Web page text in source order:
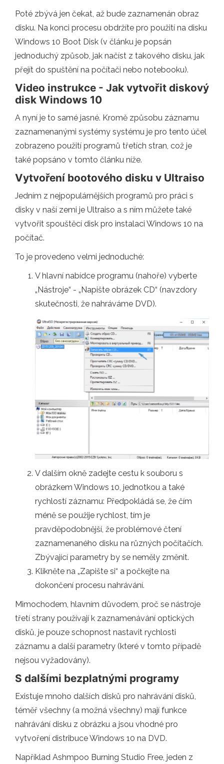
Poté zbývá jen čekat, až bude zaznamenán obraz
disku. Na konci procesu obdržíte pro použití na disku
Windows 10 Boot Disk (v článku je popsán
jednoduchý způsob, jak načíst z takového disku, jak
přejít do spuštění na počítači nebo notebooku).
Video instrukce - Jak vytvořit diskový
disk Windows 10
A nyní je to samé jasné. Kromě způsobu záznamu
zaznamenanými systémy systému je pro tento účel
zobrazeno použití programů třetích stran, což je
také popsáno v tomto článku níže.
Vytvoření bootového disku v Ultraiso
Jedním z nejpopulárnějších programů pro práci s
disky v naší zemi je Ultraiso a s ním můžete také
vytvořit spouštěcí disk pro instalaci Windows 10 na
počítač.
To je provedeno velmi jednoduché:
V hlavní nabídce programu (nahoře) vyberte
„Nástroje“ - „Napište obrázek CD“ (navzdory
skutečnosti, že nahráváme DVD).
V dalším okně zadejte cestu k souboru s
obrázkem Windows 10, jednotkou a také
rychlostí záznamu: Předpokládá se, že čím
méně se použije rychlost, tím je
pravděpodobnější, že problémové čtení
zaznamenaného disku na různých počítačích.
Zbývající parametry by se neměly změnit.
Klikněte na „Zapište si“ a počkejte na
dokončení procesu nahrávání.
Mimochodem, hlavním důvodem, proč se nástroje
třetí strany používají k zaznamenávání optických
disků, je pouze schopnost nastavit rychlosti
záznamu a další parametry (které v tomto případě
nejsou vyžadovány).
S dalšími bezplatnými programy
Existuje mnoho dalších disků pro nahrávání disků,
téměř všechny (a možná všechny) mají funkce
nahrávání disku z obrázku a jsou vhodné pro
vytvoření distribuce Windows 10 na DVD.
Například Ashmpoo Burning Studio Free, jeden z